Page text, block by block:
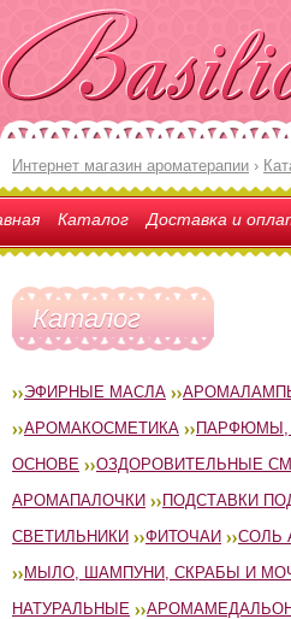
Интернет магазин ароматерапии ›
Каталог Доставка и
Каталог
ЭФИРНЫЕ МАСЛА
АРОМАКОСМЕТИКА
ПАРФЮМЫ,
ОСНОВЕ
ОЗДОРОВИТЕЛЬНЫЕ
АРОМАПАЛОЧКИ
ПОДСТАВКИ
СВЕТИЛЬНИКИ
ФИТОЧАИ
СОЛЬ
МЫЛО, ШАМПУНИ, СКРАБЫ И
НАТУРАЛЬНЫЕ